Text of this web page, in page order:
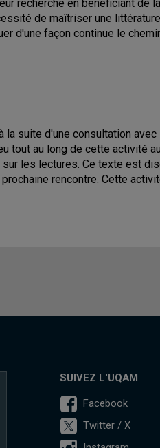
recherche en bénéficiant de
de maîtriser une
d'une façon continue le
suite d'une consultation
tout au long de cette activité
les lectures. Ce texte est
rencontre. Cette
SUIVEZ L'UQAM
Facebook
Twitter / X